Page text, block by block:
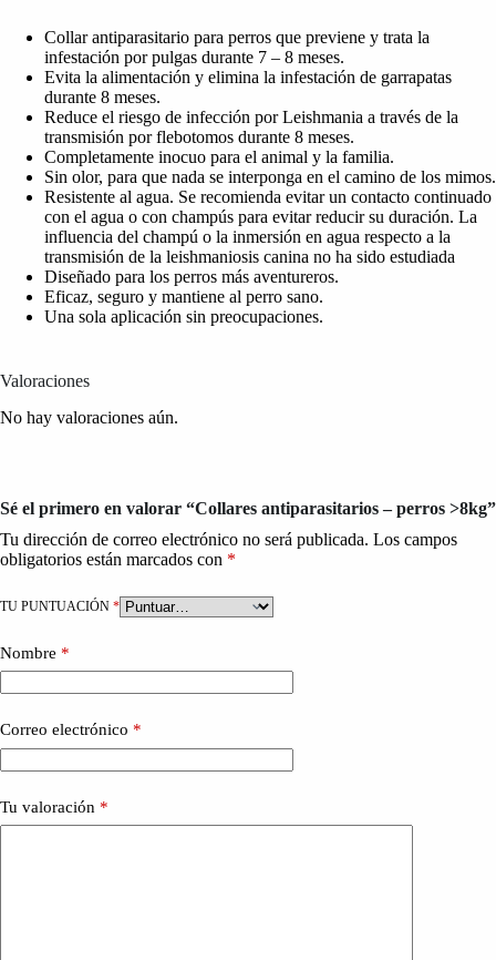
Collar antiparasitario para perros que previene y trata la
infestación por pulgas durante 7 – 8 meses.
Evita la alimentación y elimina la infestación de garrapatas
durante 8 meses.
Reduce el riesgo de infección por Leishmania a través de la
transmisión por flebotomos durante 8 meses.
Completamente inocuo para el animal y la familia.
Sin olor, para que nada se interponga en el camino de los mimos.
Resistente al agua. Se recomienda evitar un contacto continuado
con el agua o con champús para evitar reducir su duración. La
influencia del champú o la inmersión en agua respecto a la
transmisión de la leishmaniosis canina no ha sido estudiada
Diseñado para los perros más aventureros.
Eficaz, seguro y mantiene al perro sano.
Una sola aplicación sin preocupaciones.
Valoraciones
No hay valoraciones aún.
Sé el primero en valorar “Collares antiparasitarios – perros >8kg”
Tu dirección de correo electrónico no será publicada. Los campos
obligatorios están marcados con *
TU PUNTUACIÓN *
Nombre *
Correo electrónico *
Tu valoración *